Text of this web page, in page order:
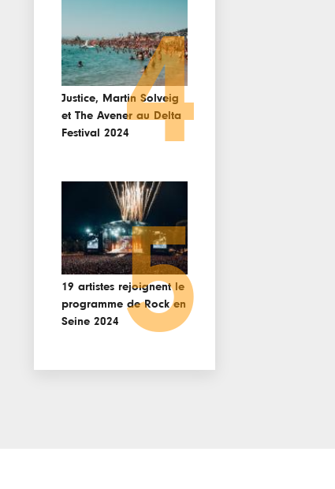
Justice, Martin Solveig
et The Avener au Delta
Festival 20244
19 artistes rejoignent le
programme de Rock en
Seine 2024 5